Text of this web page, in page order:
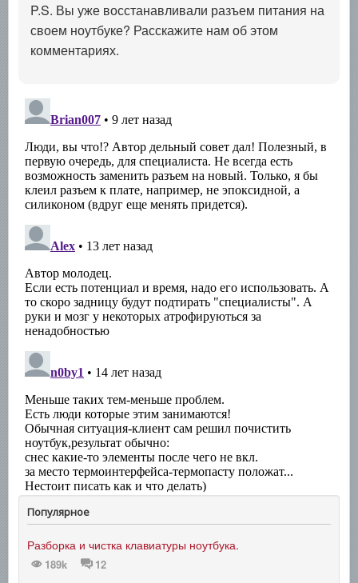
P.S. Вы уже восстанавливали разъем питания на
своем ноутбуке? Расскажите нам об этом
комментариях.
Популярное
Разборка и чистка клавиатуры ноутбука.
189k 12